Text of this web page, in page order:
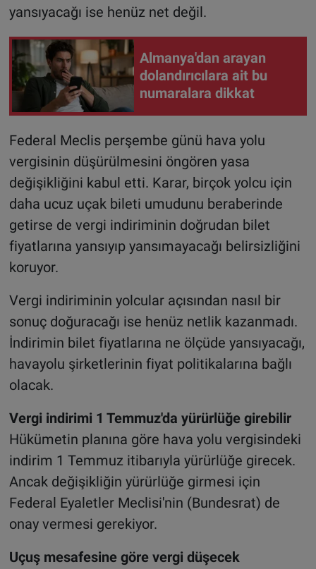
yansıyacağı ise henüz net değil.
Almanya'dan arayan
dolandırıcılara ait bu
numaralara dikkat
Federal Meclis perşembe günü hava yolu
vergisinin düşürülmesini öngören yasa
değişikliğini kabul etti. Karar, birçok yolcu için
daha ucuz uçak bileti umudunu beraberinde
getirse de vergi indiriminin doğrudan bilet
fiyatlarına yansıyıp yansımayacağı belirsizliğini
koruyor.
Vergi indiriminin yolcular açısından nasıl bir
sonuç doğuracağı ise henüz netlik kazanmadı.
İndirimin bilet fiyatlarına ne ölçüde yansıyacağı,
havayolu şirketlerinin fiyat politikalarına bağlı
olacak.
Vergi indirimi 1 Temmuz'da yürürlüğe girebilir
Hükümetin planına göre hava yolu vergisindeki
indirim 1 Temmuz itibarıyla yürürlüğe girecek.
Ancak değişikliğin yürürlüğe girmesi için
Federal Eyaletler Meclisi'nin (Bundesrat) de
onay vermesi gerekiyor.
Uçuş mesafesine göre vergi düşecek